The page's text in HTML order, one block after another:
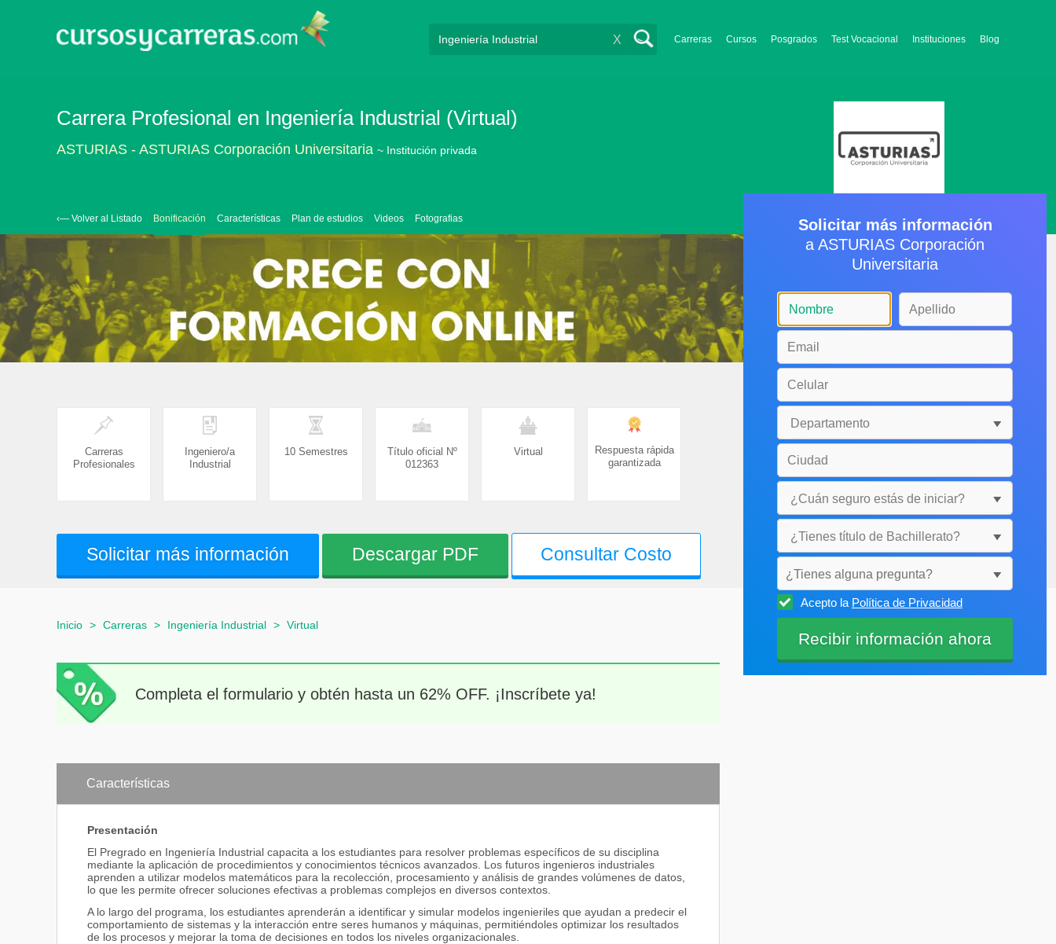
Carreras Cursos Posgrados Test Vocacional Instituciones Blog
X
Carrera Profesional en Ingeniería Industrial (Virtual)
ASTURIAS - ASTURIAS Corporación Universitaria ~ Institución privada
‹— Volver al Listado Bonificación Características Plan de estudios Videos Fotografias
Carreras
Profesionales
Ingeniero/a
Industrial
10 Semestres
Título oficial Nº
012363
Virtual
Respuesta rápida
garantizada
Solicitar más información Descargar PDF Consultar Costo
Inicio > Carreras > Ingeniería Industrial > Virtual
Completa el formulario y obtén hasta un 62% OFF. ¡Inscríbete ya!
Características
Presentación
El Pregrado en Ingeniería Industrial capacita a los estudiantes para resolver problemas específicos de su disciplina
mediante la aplicación de procedimientos y conocimientos técnicos avanzados. Los futuros ingenieros industriales
aprenden a utilizar modelos matemáticos para la recolección, procesamiento y análisis de grandes volúmenes de datos,
lo que les permite ofrecer soluciones efectivas a problemas complejos en diversos contextos.
A lo largo del programa, los estudiantes aprenderán a identificar y simular modelos ingenieriles que ayudan a predecir el
comportamiento de sistemas y la interacción entre seres humanos y máquinas, permitiéndoles optimizar los resultados
de los procesos y mejorar la toma de decisiones en todos los niveles organizacionales.
Solicitar más información
a ASTURIAS Corporación
Universitaria
¿Tienes alguna pregunta?
Selecciónala
Acepto la Política de Privacidad